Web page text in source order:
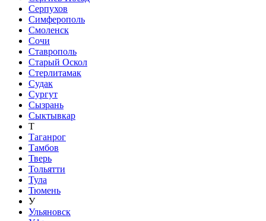
Серпухов
Симферополь
Смоленск
Сочи
Ставрополь
Старый Оскол
Стерлитамак
Судак
Сургут
Сызрань
Сыктывкар
Т
Таганрог
Тамбов
Тверь
Тольятти
Тула
Тюмень
У
Ульяновск